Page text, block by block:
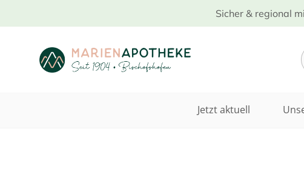
Sicher & regional
Jetzt aktuell